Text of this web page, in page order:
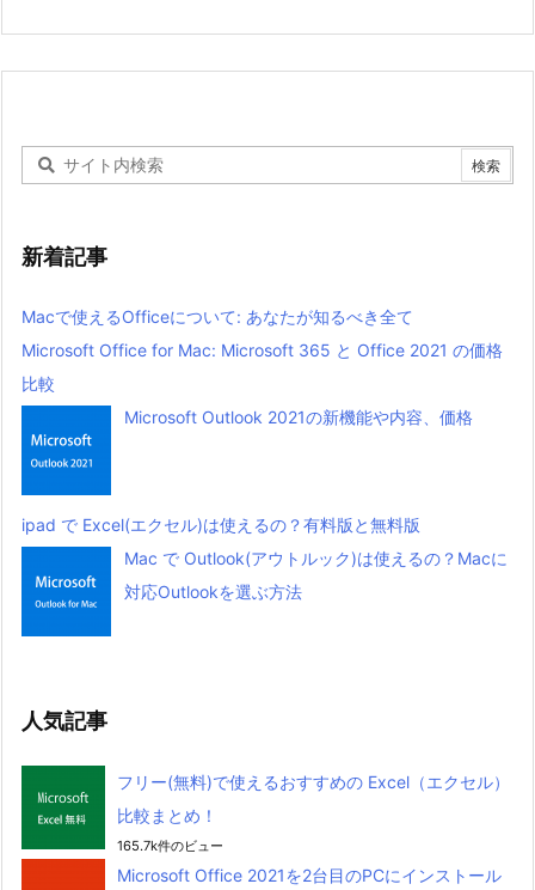
新着記事
Macで使えるOfficeについて: あなたが知るべき全て
Microsoft Office for Mac: Microsoft 365 と Office 2021 の価格
比較
Microsoft Outlook 2021の新機能や内容、価格
ipad で Excel(エクセル)は使えるの？有料版と無料版
Mac で Outlook(アウトルック)は使えるの？Macに
対応Outlookを選ぶ方法
人気記事
フリー(無料)で使えるおすすめの Excel（エクセル）
比較まとめ！
165.7k件のビュー
Microsoft Office 2021を2台目のPCにインストール